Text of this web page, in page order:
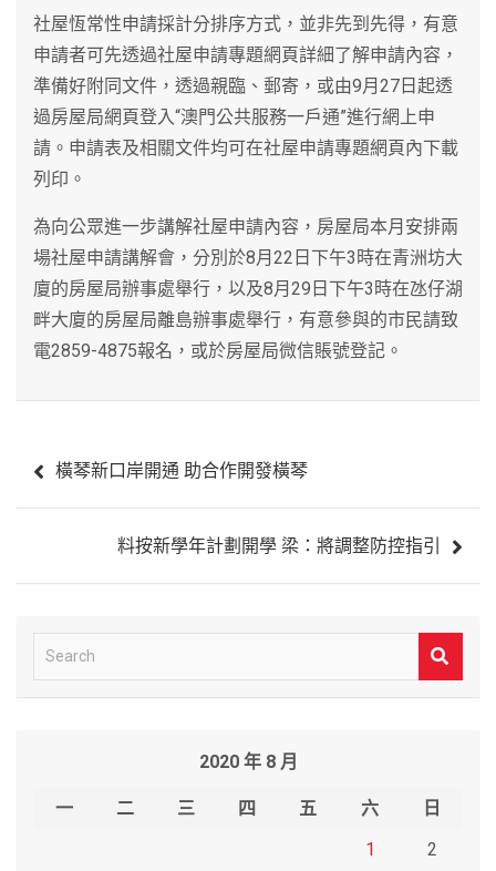
社屋恆常性申請採計分排序方式，並非先到先得，有意
申請者可先透過社屋申請專題網頁詳細了解申請內容，
準備好附同文件，透過親臨、郵寄，或由9月27日起透
過房屋局網頁登入“澳門公共服務一戶通”進行網上申
請。申請表及相關文件均可在社屋申請專題網頁內下載
列印。
為向公眾進一步講解社屋申請內容，房屋局本月安排兩
場社屋申請講解會，分別於8月22日下午3時在青洲坊大
廈的房屋局辦事處舉行，以及8月29日下午3時在氹仔湖
畔大廈的房屋局離島辦事處舉行，有意參與的市民請致
電2859-4875報名，或於房屋局微信賬號登記。
章 橫琴新口岸開通 助合作開發橫琴
料按新學年計劃開學 梁：將調整防控指引
e
2020 年 8 月
一 二 三 四 五 六
日
1
2